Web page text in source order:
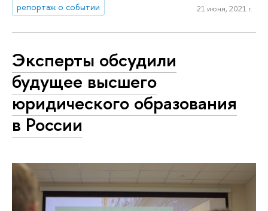
репортаж о событии
21 июня, 2021 г.
Эксперты обсудили
будущее высшего
юридического образования
в России